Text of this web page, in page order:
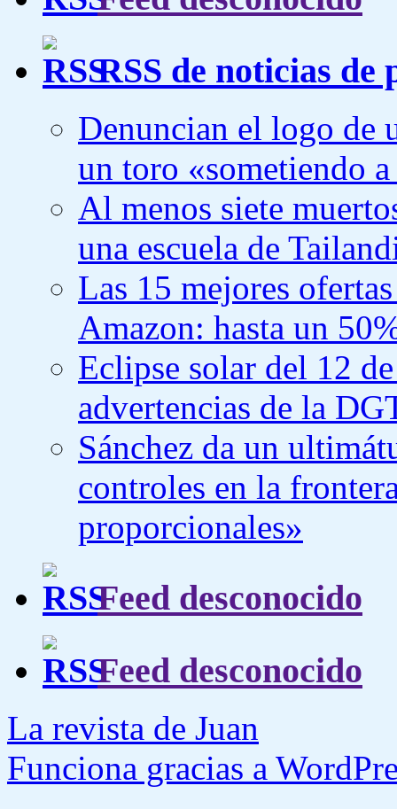
RSS de noticias de
Denuncian el logo de
un toro «sometiendo
Al menos siete
una escuela de
Las 15 mejores
Amazon: hasta un
Eclipse solar del 12
advertencias de la
Sánchez da un
controles en la
proporcionales»
Feed desconocido
Feed desconocido
La revista de Juan
Funciona gracias a